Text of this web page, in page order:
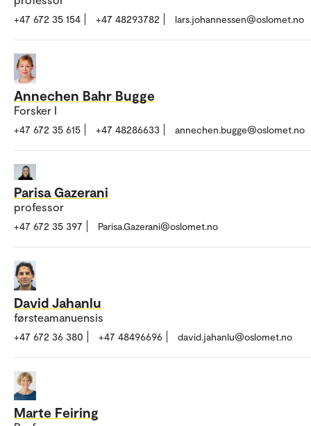
+47 672 35 154 +47 48293782 lars.johannessen@oslomet.no
Annechen Bahr Bugge
Forsker I
+47 672 35 615 +47 48286633 annechen.bugge@oslomet.no
Parisa Gazerani
professor
+47 672 35 397 Parisa.Gazerani@oslomet.no
David Jahanlu
førsteamanuensis
+47 672 36 380 +47 48496696 david.jahanlu@oslomet.no
Marte Feiring